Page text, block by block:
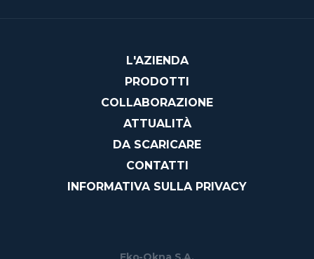
L'AZIENDA
PRODOTTI
COLLABORAZIONE
ATTUALITÀ
DA SCARICARE
CONTATTI
INFORMATIVA SULLA PRIVACY